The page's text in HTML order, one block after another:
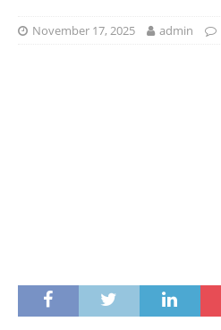
November 17, 2025 admin